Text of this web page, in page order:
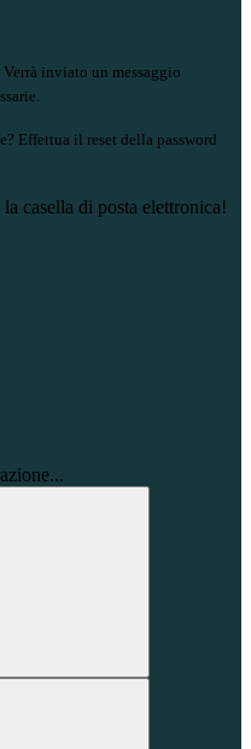
Verrà inviato un messaggio
Effettua il reset della password
casella di posta elettronica!